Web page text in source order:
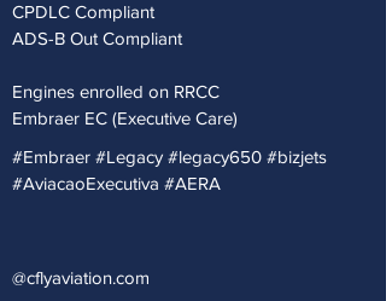
CPDLC Compliant
ADS-B Out Compliant
Engines enrolled on RRCC
Embraer EC (Executive Care)
#Embraer #Legacy #legacy650 #bizjets
#AviacaoExecutiva #AERA
@cflyaviation.com